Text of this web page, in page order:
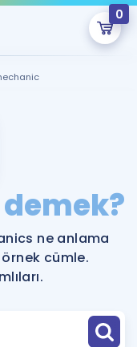
0
onlarca eğitim seni
ne anlama
cümle.